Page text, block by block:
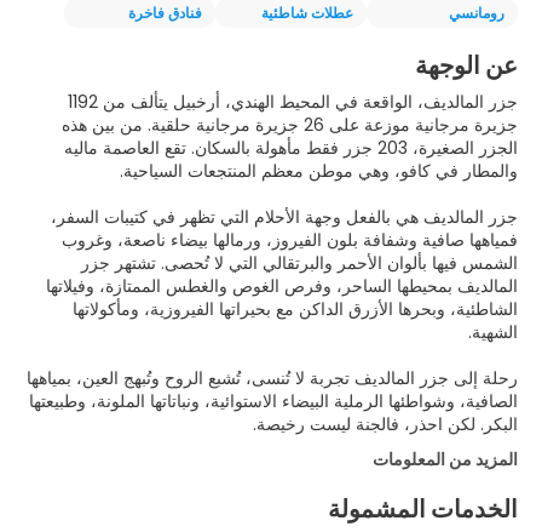
رومانسي عطلات شاطئية فنادق فاخرة
عن الوجهة
جزر المالديف، الواقعة في المحيط الهندي، أرخبيل يتألف من 1192
جزيرة مرجانية موزعة على 26 جزيرة مرجانية حلقية. من بين هذه
الجزر الصغيرة، 203 جزر فقط مأهولة بالسكان. تقع العاصمة ماليه
جزر المالديف هي بالفعل وجهة الأحلام التي تظهر في كتيبات السفر،
فمياهها صافية وشفافة بلون الفيروز، ورمالها بيضاء ناصعة، وغروب
الشمس فيها بألوان الأحمر والبرتقالي التي لا تُحصى. تشتهر جزر
المالديف بمحيطها الساحر، وفرص الغوص والغطس الممتازة، وفيلاتها
الشاطئية، وبحرها الأزرق الداكن مع بحيراتها الفيروزية، ومأكولاتها
رحلة إلى جزر المالديف تجربة لا تُنسى، تُشبع الروح وتُبهج العين، بمياهها
الصافية، وشواطئها الرملية البيضاء الاستوائية، ونباتاتها الملونة، وطبيعتها
البكر. لكن احذر، فالجنة ليست رخيصة.
المزيد من المعلومات
الخدمات المشمولة